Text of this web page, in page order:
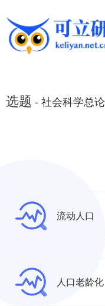
选题 - 社会科学总论
流动人口
人口老龄化